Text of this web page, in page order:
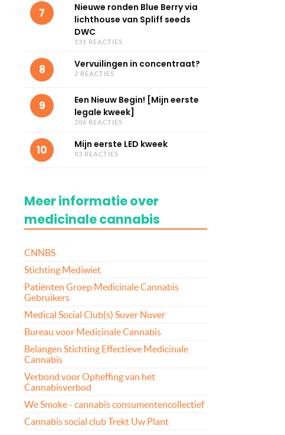
7
Nieuwe ronden Blue Berry via
lichthouse van Spliff seeds
DWC
131 REACTIES
8 Vervuilingen in concentraat?
2 REACTIES
9
Een Nieuw Begin! [Mijn eerste
legale kweek]
206 REACTIES
10 Mijn eerste LED kweek
93 REACTIES
Meer informatie over
medicinale cannabis
CNNBS
Stichting Mediwiet
Patiënten Groep Medicinale Cannabis
Gebruikers
Medical Social Club(s) Suver Nuver
Bureau voor Medicinale Cannabis
Belangen Stichting Effectieve Medicinale
Cannabis
Verbond voor Opheffing van het
Cannabisverbod
We Smoke - cannabis consumentencollectief
Cannabis social club Trekt Uw Plant